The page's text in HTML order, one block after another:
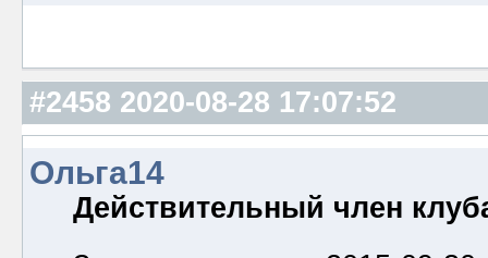
#2458 2020-08-28 17:07:52
Ольга14
Действительный член